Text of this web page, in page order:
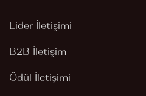
Lider İletişimi
B2B İletişim
Ödül İletişimi